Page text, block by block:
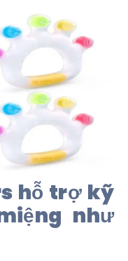
hỗ trợ kỹ
như